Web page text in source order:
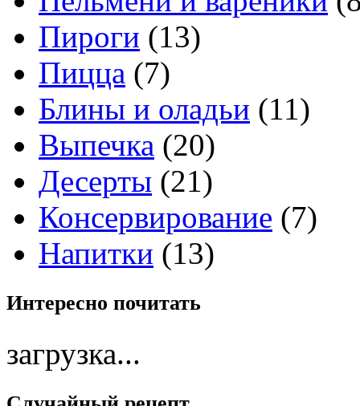
Пироги (13)
Пицца (7)
Блины и оладьи (11)
Выпечка (20)
Десерты (21)
Консервирование (7)
Напитки (13)
Интересно почитать
загрузка...